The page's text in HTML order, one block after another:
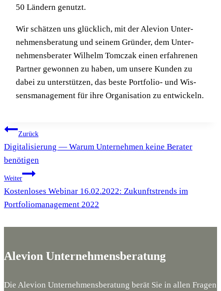
50 Län­dern genutzt.
Wir schät­zen uns glück­lich, mit der Ale­vi­on Unter­
neh­mens­be­ra­tung und sei­nem Grün­der, dem Unter­
neh­mens­be­ra­ter Wil­helm Tomc­zak einen erfah­re­nen
Part­ner gewon­nen zu haben, um unse­re Kun­den zu
dabei zu unter­stüt­zen, das bes­te Port­fo­lio- und Wis­
sens­ma­nage­ment für ihre Orga­ni­sa­ti­on zu entwickeln.
Beitragsnavigation
Zurück
Digitalisierung — Warum Unternehmen keine Berater
benötigen
Weiter
Kostenloses Webinar 16.02.2022: Zukunftstrends im
Portfoliomanagement 2022
Alevion Unternehmensberatung
Die Alevion Unternehmensberatung berät Sie in allen Fragen